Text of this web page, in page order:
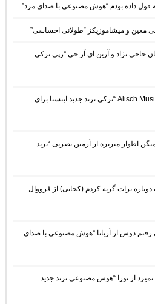
قول داده بودم “هوش مصنوعی با صدای مرد”
حاجی نژاد و آرین ای آر جی “رپی ترکی
دانلود آهنگ Havası Yeter از Alisch Music “ترکی ترند جدید اینستا برای
اﻃﻮار ﻣﻴﺮﻳﺰه از آرمین نصرتی “ترند
برات گریه کردم (کجایی) از فرووال
رفتم دوش از آریانا “هوش مصنوعی با صدای
از نورا “هوش مصنوعی ترند جدید